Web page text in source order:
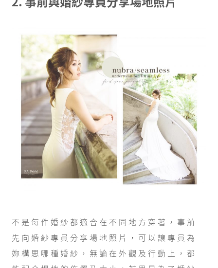
不是每件婚紗都適合在不同地方穿著，事前
先向婚紗專員分享場地照片，可以讓專員為
妳構思哪種婚紗，無論在外觀及行動上，都